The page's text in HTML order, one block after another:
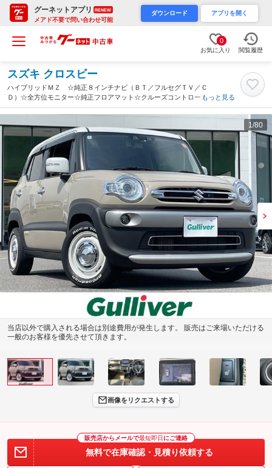
グーネットアプリ RENEW
メアド不要で問い合わせ可能
ダウンロード アプリを開く
0
お気に入り 閲覧履歴
スズキ クロスビー
ハイブリッドＭＺ ☆純正８インチナビ（ＢＴ／フルセグＴＶ／Ｃ
Ｄ）☆全方位モニター☆純正フロアマット☆クルーズコントロール
追従走行有り☆プッシュスタートボタン☆スマートキー☆シートヒ
ーター（運転席・助手席）☆社外ドラレコ（佐賀県）
もっと見る
1 /80
当店以外で購入される場合は別途費用が発生します。 販売はご来場いただける
一般のお客様を優先させて頂きます。
画像をリクエストする
販売店からメールで最短即日 にご連絡
無料で在庫確認・見積り依頼する